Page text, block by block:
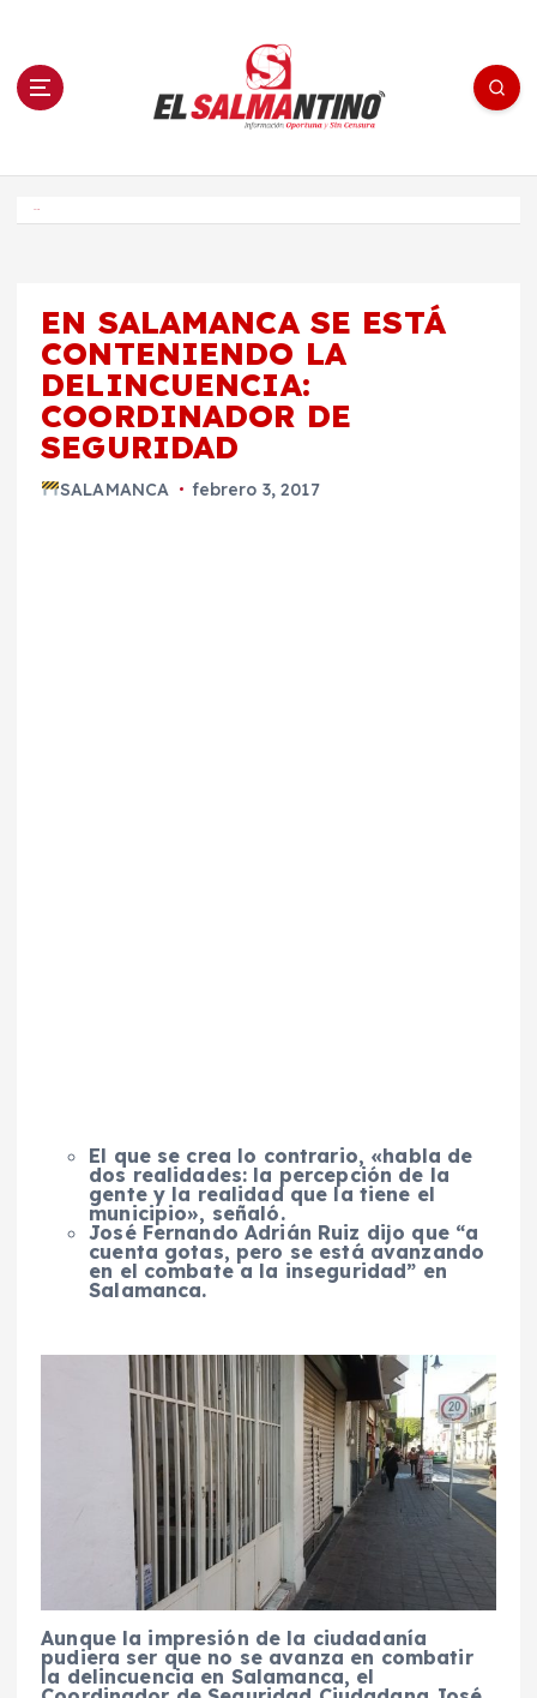
n El Salmantino - medios/noticias/editorial
EN SALAMANCA SE ESTÁ
CONTENIENDO LA
DELINCUENCIA:
COORDINADOR DE
SEGURIDAD
SALAMANCA febrero 3, 2017
El que se crea lo contrario, «habla de
dos realidades: la percepción de la
gente y la realidad que la tiene el
municipio», señaló.
José Fernando Adrián Ruiz dijo que “a
cuenta gotas, pero se está avanzando
en el combate a la inseguridad” en
Salamanca.
Aunque la impresión de la ciudadanía
pudiera ser que no se avanza en combatir
la delincuencia en Salamanca, el